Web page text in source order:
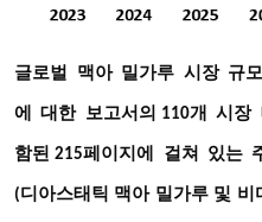
글로벌 맥아 밀가루 시장 규모
에 대한 보고서의 110개 시장
함된 215페이지에 걸쳐 있는
(디아스태틱 맥아 밀가루 및